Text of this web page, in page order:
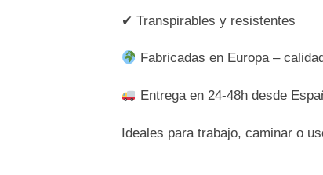
✔ Transpirables y resistentes
Fabricadas en Europa –
Entrega en 24-48h desde
Ideales para trabajo, caminar o